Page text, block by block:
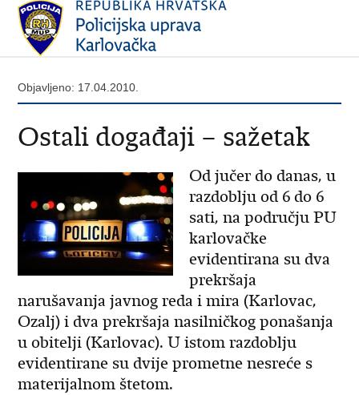
Objavljeno: 17.04.2010.
Ostali događaji – sažetak
Od jučer do danas, u
razdoblju od 6 do 6
sati, na području PU
karlovačke
evidentirana su dva
prekršaja
narušavanja javnog reda i mira (Karlovac,
Ozalj) i dva prekršaja nasilničkog ponašanja
u obitelji (Karlovac). U istom razdoblju
evidentirane su dvije prometne nesreće s
materijalnom štetom.